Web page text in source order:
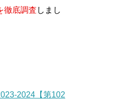
徹底調査 しまし
2024【第102